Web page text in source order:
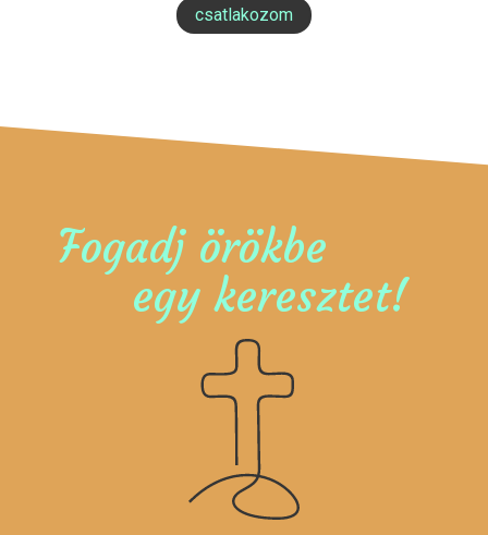
csatlakozom
Fogadj örökbe
egy keresztet!